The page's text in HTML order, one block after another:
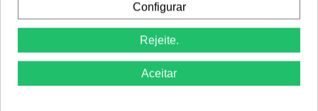
Configurar
Rejeite.
Aceitar